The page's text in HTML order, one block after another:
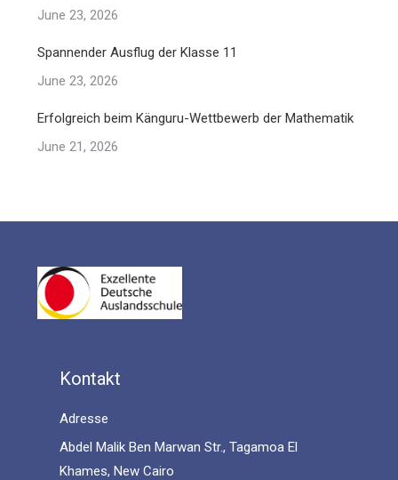
June 23, 2026
Spannender Ausflug der Klasse 11
June 23, 2026
Erfolgreich beim Känguru-Wettbewerb der Mathematik
June 21, 2026
Kontakt
Adresse
Abdel Malik Ben Marwan Str., Tagamoa El
Khames, New Cairo